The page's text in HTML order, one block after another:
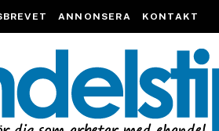
ANNONSERA KONTAKT